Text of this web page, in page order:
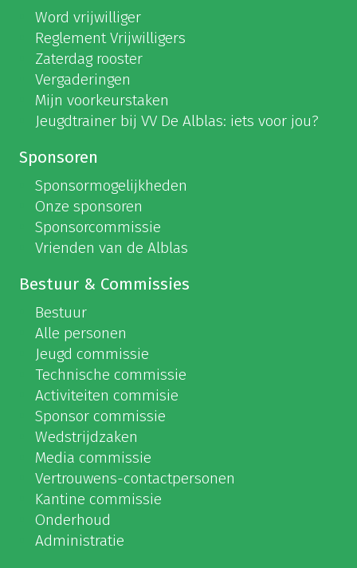
Word vrijwilliger
Reglement Vrijwilligers
Zaterdag rooster
Vergaderingen
Mijn voorkeurstaken
Jeugdtrainer bij VV De Alblas: iets voor jou?
Sponsoren
Sponsormogelijkheden
Onze sponsoren
Sponsorcommissie
Vrienden van de Alblas
Bestuur & Commissies
Bestuur
Alle personen
Jeugd commissie
Technische commissie
Activiteiten commisie
Sponsor commissie
Wedstrijdzaken
Media commissie
Vertrouwens-contactpersonen
Kantine commissie
Onderhoud
Administratie